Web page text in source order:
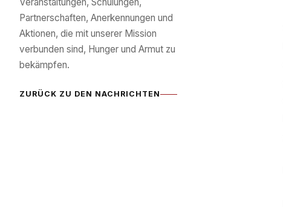
Partnerschaften, Anerkennungen und
Aktionen, die mit unserer Mission
verbunden sind, Hunger und Armut zu
bekämpfen.
ZURÜCK ZU DEN NACHRICHTEN